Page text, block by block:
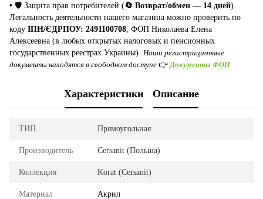
• 🛡️ Защита прав потребителей (🔄 Возврат/обмен — 14 дней).
Легальность деятельности нашего магазина можно проверить по
коду ІПН/ЄДРПОУ: 2491100708 , ФОП Николаева Елена
Алексеевна (в любых открытых налоговых и пенсионных
государственных реестрах Украины). Наши регистрационные
документы находятся в свободном доступе 👉 Документы ФОП
Характеристики Описание
ТИП Прямоугольная
Производитель Cersanit (Польша)
Коллекция Korat (Cersanit)
Материал Акрил